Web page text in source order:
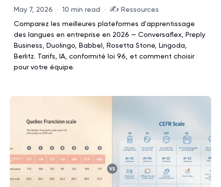
May 7, 2026 · 10 min read · ✍️ Ressources
Comparez les meilleures plateformes d'apprentissage
des langues en entreprise en 2026 — Conversaflex, Preply
Business, Duolingo, Babbel, Rosetta Stone, Lingoda,
Berlitz. Tarifs, IA, conformité loi 96, et comment choisir
pour votre équipe.